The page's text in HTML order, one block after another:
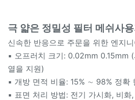
극 얇은 정밀성 필터 메쉬사
신속한 반응으로 주문을 위한 엔지
▪ 오프러치 크기: 0.02mm 0.15mm
열을 지원)
▪ 개방 면적 비율: 15% ∼ 98% 정확
▪ 표면 처리 방법: 전기 가시화, 비화